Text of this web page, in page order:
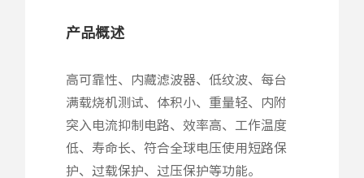
产品概述
高可靠性、内藏滤波器、低纹波、每台
满载烧机测试、体积小、重量轻、内附
突入电流抑制电路、效率高、工作温度
低、寿命长、符合全球电压使用短路保
护、过载保护、过压保护等功能。